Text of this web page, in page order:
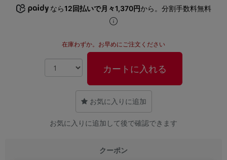
なら12回払いで月々1,370円から。分割手数料無料
在庫わずか。お早めにご注文ください
カートに入れる
お気に入りに追加
お気に入りに追加して後で確認できます
クーポン
ランク